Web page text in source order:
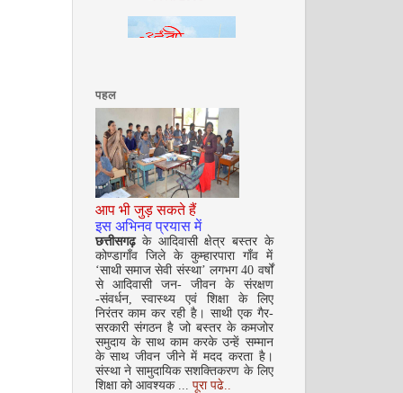
सितम्बर 2008
अक्टूबर 2008
पहल
आप भी जुड़ सकते हैं
इस अभिनव प्रयास में
छत्तीसगढ़के आदिवासी क्षेत्र बस्तर के
कोण्डागाँव जिले के कुम्हारपारा गाँव में
‘साथी समाज सेवी संस्था’ लगभग 40 वर्षों
से आदिवासी जन- जीवन के संरक्षण
-संवर्धन, स्वास्थ्य एवं शिक्षा के लिए
निरंतर काम कर रही है। साथी एक गैर-
सरकारी संगठन है जो बस्तर के कमजोर
समुदाय के साथ काम करके उन्हें सम्मान
के साथ जीवन जीने में मदद करता है।
संस्था ने सामुदायिक सशक्तिकरण के लिए
शिक्षा को आवश्यक ... पूरा पढे..